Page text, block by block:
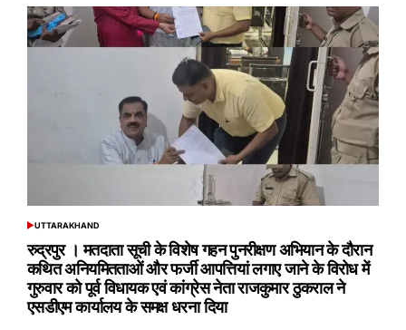
POSTED
UTTARAKHAND
रुद्रपुर । मतदाता सूची के विशेष गहन पुनरीक्षण अभियान के दौरान
कथित अनियमितताओं और फर्जी आपत्तियां लगाए जाने के विरोध में
गुरुवार को पूर्व विधायक एवं कांग्रेस नेता राजकुमार ठुकराल ने
एसडीएम कार्यालय के समक्ष धरना दिया